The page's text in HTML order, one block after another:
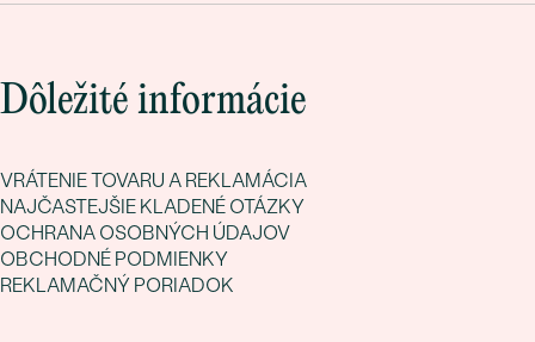
Dôležité informácie
VRÁTENIE TOVARU A REKLAMÁCIA
NAJČASTEJŠIE KLADENÉ OTÁZKY
OCHRANA OSOBNÝCH ÚDAJOV
OBCHODNÉ PODMIENKY
REKLAMAČNÝ PORIADOK